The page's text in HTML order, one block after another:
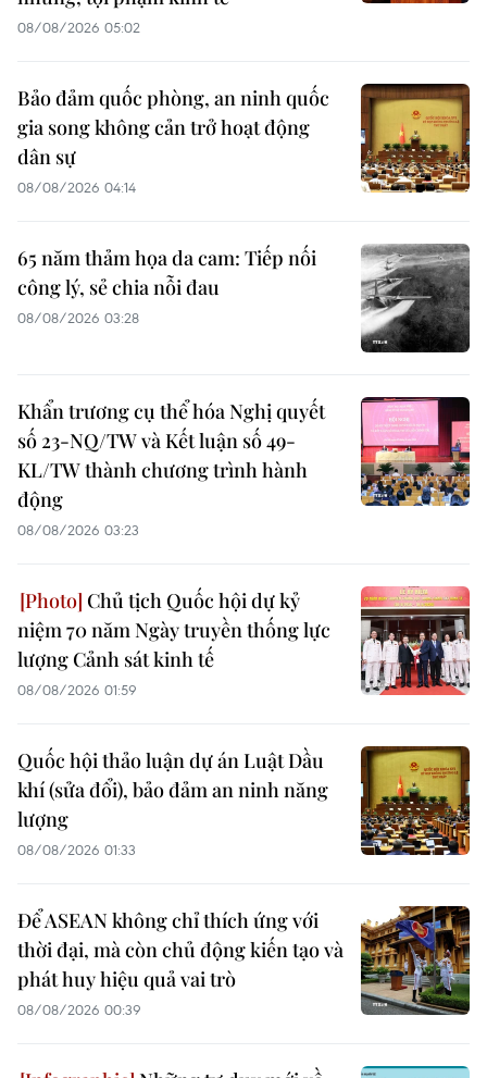
08/08/2026 05:02
Bảo đảm quốc phòng, an ninh quốc
gia song không cản trở hoạt động
dân sự
08/08/2026 04:14
65 năm thảm họa da cam: Tiếp nối
công lý, sẻ chia nỗi đau
08/08/2026 03:28
Khẩn trương cụ thể hóa Nghị quyết
số 23-NQ/TW và Kết luận số 49-
KL/TW thành chương trình hành
động
08/08/2026 03:23
Chủ tịch Quốc hội dự kỷ
niệm 70 năm Ngày truyền thống lực
lượng Cảnh sát kinh tế
08/08/2026 01:59
Quốc hội thảo luận dự án Luật Dầu
khí (sửa đổi), bảo đảm an ninh năng
lượng
08/08/2026 01:33
Để ASEAN không chỉ thích ứng với
thời đại, mà còn chủ động kiến tạo và
phát huy hiệu quả vai trò
08/08/2026 00:39